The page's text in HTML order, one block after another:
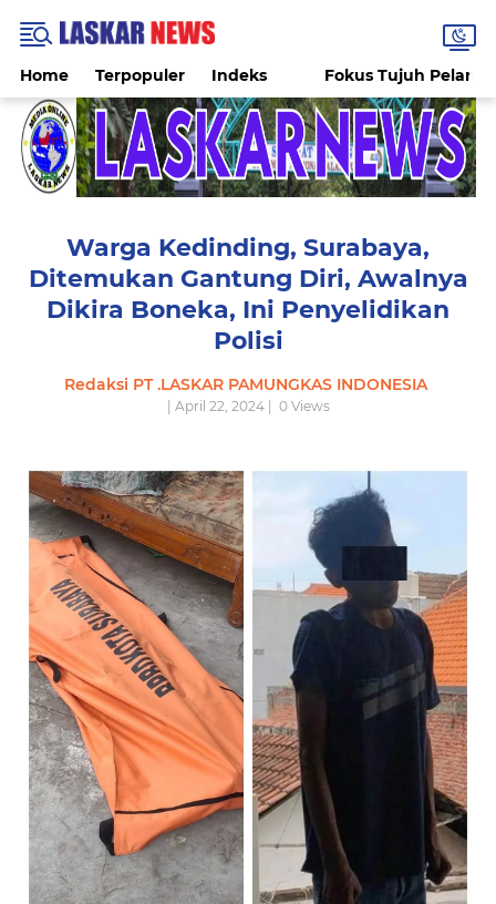
Home Terpopuler Indeks Fokus Tujuh
Warga Kedinding, Surabaya,
Ditemukan Gantung Diri, Awalnya
Dikira Boneka, Ini Penyelidikan
Polisi
Redaksi PT .LASKAR PAMUNGKAS INDONESIA
| April 22, 2024 | 0Views